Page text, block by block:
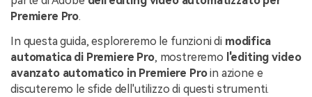
Premiere Pro.
In questa guida, esploreremo le funzioni di modifica
automatica di Premiere Pro, mostreremo l'editing video
avanzato automatico in Premiere Proin azione e
discuteremo le sfide dell'utilizzo di questi strumenti.